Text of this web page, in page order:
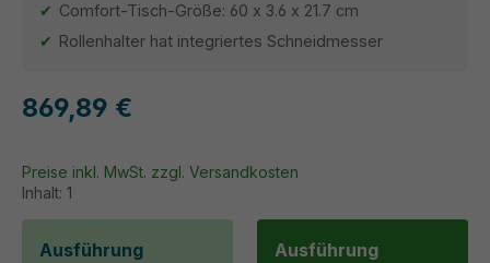
Comfort-Tisch-Größe: 60 x 3.6 x 21.7 cm
Rollenhalter hat integriertes Schneidmesser
869,89 €
Inhalt: 1
Preise inkl. MwSt. zzgl. Versandkosten
Ausführung
Ausführung